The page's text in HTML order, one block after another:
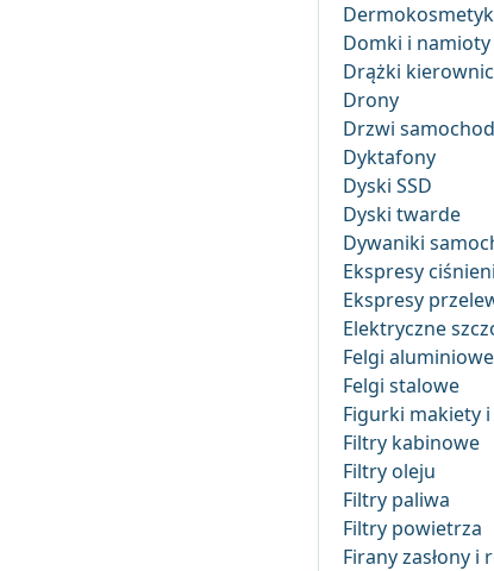
Domki i namioty
Drążki
Drony
Drzwi
Dyktafony
Dyski SSD
Dyski twarde
Dywaniki
Ekspresy
Ekspresy
Elektryczne
Felgi aluminiowe
Felgi stalowe
Figurki makiety
Filtry kabinowe
Filtry oleju
Filtry paliwa
Filtry powietrza
Firany zasłony i